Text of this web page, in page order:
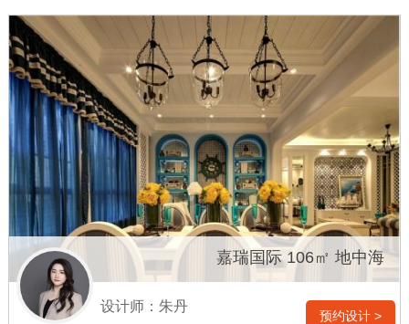
嘉瑞国际 106㎡ 地中海
设计师：朱丹
预约设计 >